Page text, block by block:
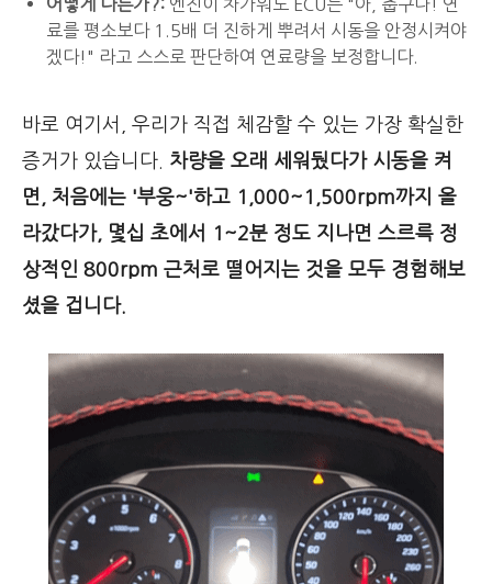
어떻게 다른가?: 엔진이 차가워도 ECU는 "아, 춥구나! 연
료를 평소보다 1.5배 더 진하게 뿌려서 시동을 안정시켜야
겠다!" 라고 스스로 판단하여 연료량을 보정합니다.
바로 여기서, 우리가 직접 체감할 수 있는 가장 확실한
증거가 있습니다. 차량을 오래 세워뒀다가 시동을 켜
면, 처음에는 '부웅~'하고 1,000~1,500rpm까지 올
라갔다가, 몇십 초에서 1~2분 정도 지나면 스르륵 정
상적인 800rpm 근처로 떨어지는 것을 모두 경험해보
셨을 겁니다.